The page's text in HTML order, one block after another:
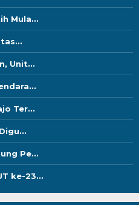
Mula...
Unit...
Ter...
Pe...
ke-23...